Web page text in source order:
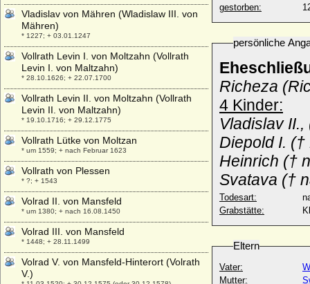
gestorben:
persönliche
Richeza
4 Kinder:
Vladislav II.,
Diepold I. (†
Heinrich (†
Svatava (†
Todesart:
Grabstätte:
Eltern
Vater:
Mutter:
Vladislav von Mähren (Wladislaw III. von
Mähren)
* 1227; + 03.01.1247
Vollrath Levin I. von Moltzahn (Vollrath
Levin I. von Maltzahn)
* 28.10.1626; + 22.07.1700
Vollrath Levin II. von Moltzahn (Vollrath
Levin II. von Maltzahn)
* 19.10.1716; + 29.12.1775
Vollrath Lütke von Moltzan
* um 1559; + nach Februar 1623
Vollrath von Plessen
* ?; + 1543
Volrad II. von Mansfeld
* um 1380; + nach 16.08.1450
Volrad III. von Mansfeld
* 1448; + 28.11.1499
Volrad V. von Mansfeld-Hinterort (Volrath
V.)